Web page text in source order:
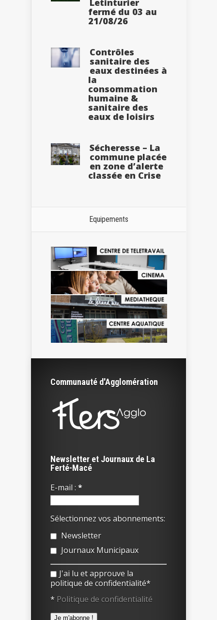
fermé du 03 au
21/08/26
Contrôles
sanitaire des
eaux destinées à
la
consommation
humaine &
sanitaire des
eaux de loisirs
Sécheresse – La
commune placée
en zone d’alerte
classée en Crise
Equipements
Communauté d'Agglomération
Newsletter et Journaux de La
Ferté-Macé
E-mail : *
Sélectionnez vos abonnements:
Newsletter
Journaux Municipaux
J'ai lu et approuve la
politique de confidentialité*
* Politique de confidentialité